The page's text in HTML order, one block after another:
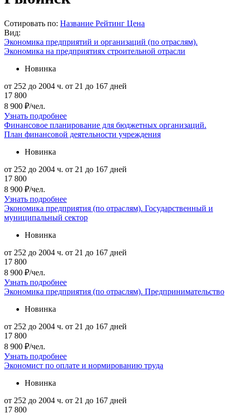
Сотировать по: Название Рейтинг Цена
Вид:
Экономика предприятий и организаций (по отраслям).
Экономика на предприятиях строительной отрасли
Новинка
от 252 до 2004 ч. от 21 до 167 дней
17 800
8 900 ₽/чел.
Узнать подробнее
Финансовое планирование для бюджетных организаций.
План финансовой деятельности учреждения
Новинка
от 252 до 2004 ч. от 21 до 167 дней
17 800
8 900 ₽/чел.
Узнать подробнее
Экономика предприятия (по отраслям). Государственный и
муниципальный сектор
Новинка
от 252 до 2004 ч. от 21 до 167 дней
17 800
8 900 ₽/чел.
Узнать подробнее
Экономика предприятия (по отраслям). Предпринимательство
Новинка
от 252 до 2004 ч. от 21 до 167 дней
17 800
8 900 ₽/чел.
Узнать подробнее
Экономист по оплате и нормированию труда
Новинка
от 252 до 2004 ч. от 21 до 167 дней
17 800